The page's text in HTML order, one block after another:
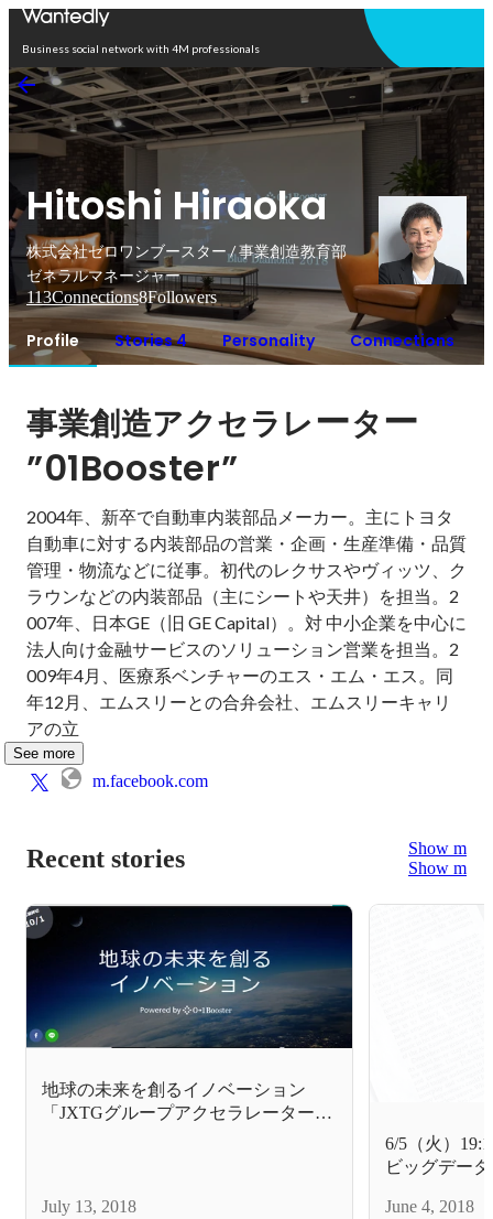
Business social network with 4M professionals
Hitoshi Hiraoka
株式会社ゼロワンブースター / 事業創造教育部
ゼネラルマネージャー
113Connections8Followers
Profile Stories 4 Personality Connections
事業創造アクセラレーター
”01Booster”
2004年、新卒で自動車内装部品メーカー。主にトヨタ
自動車に対する内装部品の営業・企画・生産準備・品質
管理・物流などに従事。初代のレクサスやヴィッツ、ク
ラウンなどの内装部品（主にシートや天井）を担当。2
007年、日本GE（旧 GE Capital）。対 中小企業を中心に
法人向け金融サービスのソリューション営業を担当。2
009年4月、医療系ベンチャーのエス・エム・エス。同
年12月、エムスリーとの合弁会社、エムスリーキャリ
アの立
See more
m.facebook.com
Recent stories
Show more
Show more
地球の未来を創るイノベーション
「JXTGグループアクセラレーター」
July 13, 2018
6/5（火）
ビッグデー
June 4, 2018